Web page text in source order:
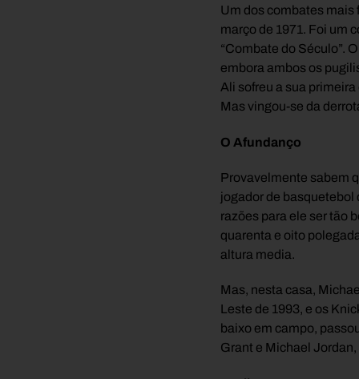
Um dos combates mais
março de 1971. Foi um
“Combate do Século”.
embora ambos os
Ali sofreu a sua
Mas vingou-se da
O Afundanço
Provavelmente sabem
jogador de
razões para ele ser tão
quarenta e oito
altura media.
Mas, nesta casa,
Leste de 1993, e os
baixo em campo,
Grant e Michael